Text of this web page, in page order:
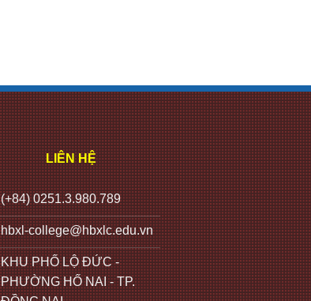
LIÊN HỆ
(+84) 0251.3.980.789
hbxl-college@hbxlc.edu.vn
KHU PHỐ LỘ ĐỨC -
PHƯỜNG HỐ NAI - TP.